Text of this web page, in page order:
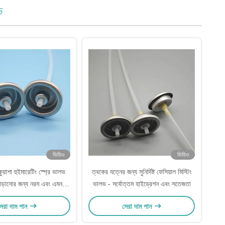
ভিডিও
হুইমারেটিং স্প্রে ভালভ
জন্য নরম এবং এমনকি
বিতরণ
দাম পান
ভিডিও
ত্বকের যত্নের জন্য সুনির্দিষ্ট ফেসিয়াল মিস্টিং
ভালভ - সর্বোত্তম হাইড্রেশন এবং সতেজতা
সেরা দাম পান